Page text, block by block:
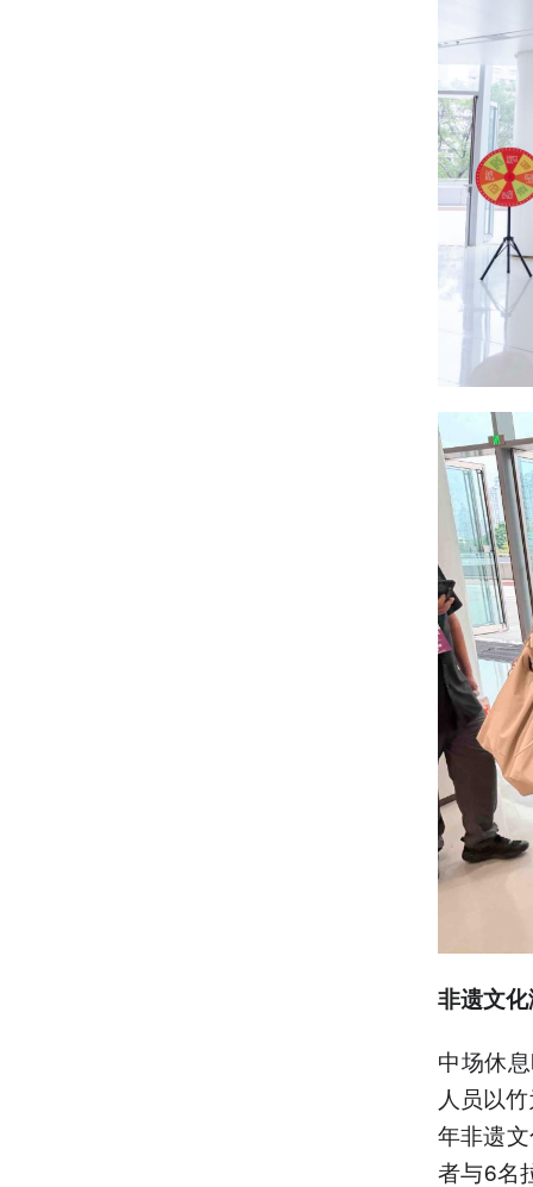
非遗文
中场休
人员以
年非遗
者与6名